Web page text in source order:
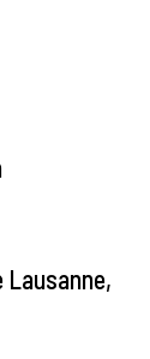
Lausanne,